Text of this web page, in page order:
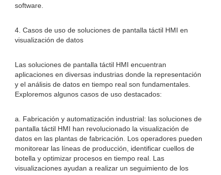
software.
4. Casos de uso de soluciones de pantalla táctil HMI en
visualización de datos
Las soluciones de pantalla táctil HMI encuentran
aplicaciones en diversas industrias donde la representación
y el análisis de datos en tiempo real son fundamentales.
Exploremos algunos casos de uso destacados:
a. Fabricación y automatización industrial: las soluciones de
pantalla táctil HMI han revolucionado la visualización de
datos en las plantas de fabricación. Los operadores pueden
monitorear las líneas de producción, identificar cuellos de
botella y optimizar procesos en tiempo real. Las
visualizaciones ayudan a realizar un seguimiento de los